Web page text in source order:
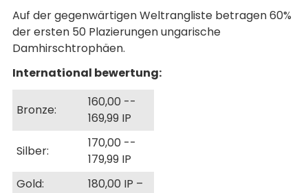
Auf der gegenwärtigen Weltrangliste betragen 60%
der ersten 50 Plazierungen ungarische
Damhirschtrophäen.
International bewertung:
Bronze:
160,00 -­
169,99 IP
Silber:
170,00 -­
179,99 IP
Gold:
180,00 IP –